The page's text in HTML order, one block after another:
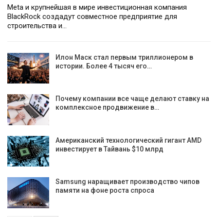
Meta и крупнейшая в мире инвестиционная компания
BlackRock создадут совместное предприятие для
строительства и…
Илон Маск стал первым триллионером в
истории. Более 4 тысяч его…
Почему компании все чаще делают ставку на
комплексное продвижение в…
Американский технологический гигант AMD
инвестирует в Тайвань $10 млрд
Samsung наращивает производство чипов
памяти на фоне роста спроса